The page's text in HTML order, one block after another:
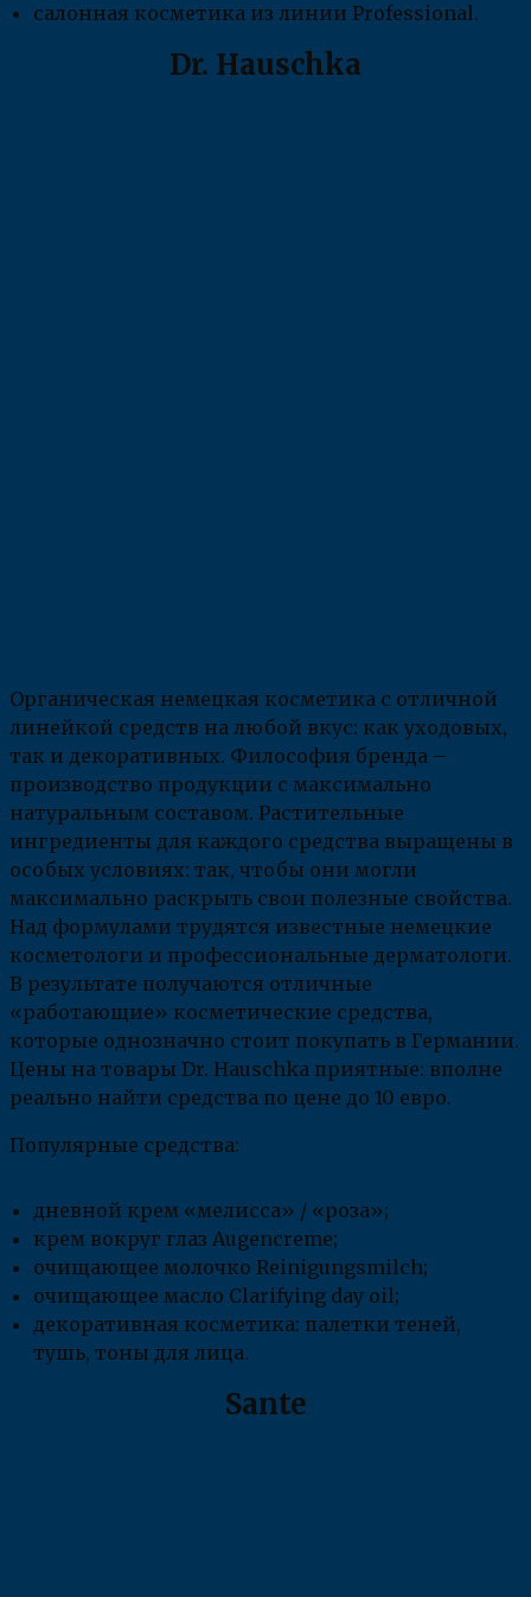
салонная косметика из линии Professional.
Dr. Hauschka
Органическая немецкая косметика с отличной
линейкой средств на любой вкус: как уходовых,
так и декоративных. Философия бренда –
производство продукции с максимально
натуральным составом. Растительные
ингредиенты для каждого средства выращены в
особых условиях: так, чтобы они могли
максимально раскрыть свои полезные свойства.
Над формулами трудятся известные немецкие
косметологи и профессиональные дерматологи.
В результате получаются отличные
«работающие» косметические средства,
которые однозначно стоит покупать в Германии.
Цены на товары Dr. Hauschka приятные: вполне
реально найти средства по цене до 10 евро.
Популярные средства:
дневной крем «мелисса» / «роза»;
крем вокруг глаз Augencreme;
очищающее молочко Reinigungsmilch;
очищающее масло Clarifying day oil;
декоративная косметика: палетки теней,
тушь, тоны для лица.
Sante